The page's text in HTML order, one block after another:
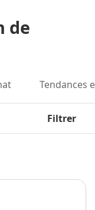
de
Tendances
Filtrer